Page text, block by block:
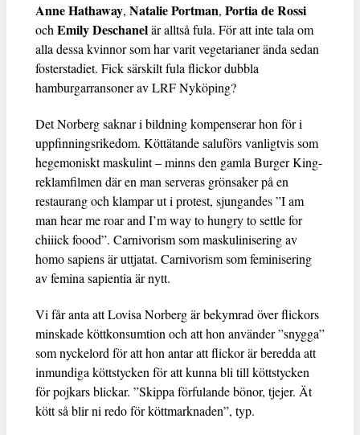
Anne Hathaway, Natalie Portman, Portia de Rossi
och Emily Deschanelär alltså fula. För att inte tala om
alla dessa kvinnor som har varit vegetarianer ända sedan
fosterstadiet. Fick särskilt fula flickor dubbla
hamburgarransoner av LRF Nyköping?
Det Norberg saknar i bildning kompenserar hon för i
uppfinningsrikedom. Köttätande saluförs vanligtvis som
hegemoniskt maskulint – minns den gamla Burger King-
reklamfilmen där en man serveras grönsaker på en
restaurang och klampar ut i protest, sjungandes ”I am
man hear me roar and I’m way to hungry to settle for
chiiick foood”. Carnivorism som maskulinisering av
homo sapiens är uttjatat. Carnivorism som feminisering
av femina sapientia är nytt.
Vi får anta att Lovisa Norberg är bekymrad över flickors
minskade köttkonsumtion och att hon använder ”snygga”
som nyckelord för att hon antar att flickor är beredda att
inmundiga köttstycken för att kunna bli till köttstycken
för pojkars blickar. ”Skippa förfulande bönor, tjejer. Ät
kött så blir ni redo för köttmarknaden”, typ.